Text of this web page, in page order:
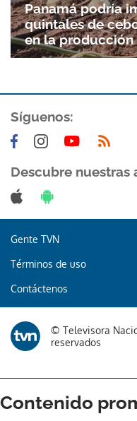
Panamá podría
quintales de
en la producción
Síguenos:
Descubre nuestras
Gente TVN
Términos de uso
Contáctenos
© Televisora
reservados